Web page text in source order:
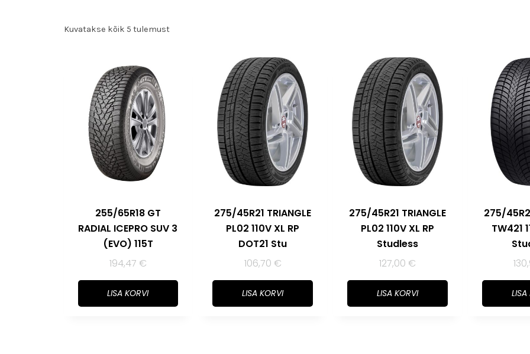
Kuvatakse kõik 5 tulemust
255/65R18 GT
RADIAL ICEPRO SUV 3
(EVO) 115T
194,47 €
LISA KORVI
275/45R21 TRIANGLE
PL02 110V XL RP
DOT21 Stu
106,70 €
LISA KORVI
275/45R21 TRIANGLE
PL02 110V XL RP
Studless
127,00 €
LISA KORVI
275/
TW421
LISA